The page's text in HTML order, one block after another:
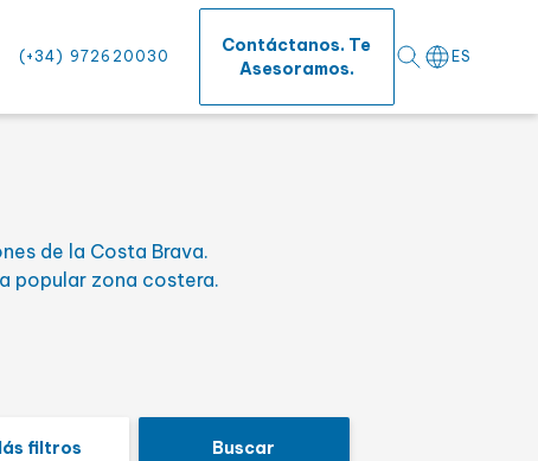
ES
(+34) 972620030
Contáctanos. Te
Asesoramos.
de la Costa Brava.
popular zona costera.
filtros Buscar